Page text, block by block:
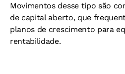
Movimentos desse tipo são
de capital aberto, que
planos de crescimento para
rentabilidade.